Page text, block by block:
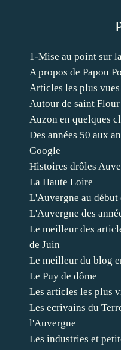
1-Mise au point sur
A propos de Papou
Articles les plus
Autour de saint Flour
Auzon en quelques
Des années 50 aux
Google
Histoires drôles
La Haute Loire
L'Auvergne au
L'Auvergne des
Le meilleur des
de Juin
Le meilleur du blog
Le Puy de dôme
Les articles les plus
Les ecrivains du
l'Auvergne
Les industries et